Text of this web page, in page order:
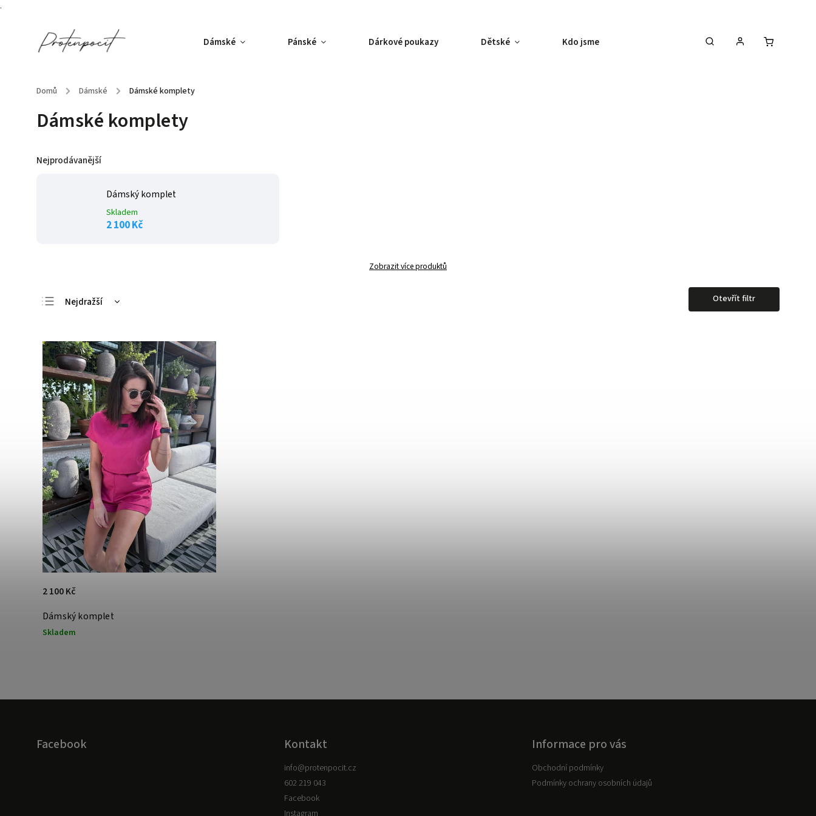
.
Dámské Pánské Dárkové poukazy Dětské Kdo jsme Napište nám
Domů / Dámské / Dámské komplety
Dámské komplety
Nejprodávanější
Dámský komplet
Skladem
2 100 Kč
Zobrazit více produktů
Nejdražší
Nejprodávanější
Abecedně
Otevřít filtr
Dámský komplet
Skladem
2 100 Kč
Facebook Kontakt
info@protenpocit.cz
602 219 043
Facebook
Informace pro vás
Obchodní podmínky
Podmínky ochrany osobních údajů